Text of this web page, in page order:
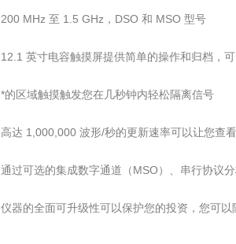
200 MHz 至 1.5 GHz，DSO 和 MSO 型号
12.1 英寸电容触摸屏提供简单的操作和归档，
*的区域触摸触发您在几秒钟内轻松隔离信号
高达 1,000,000 波形/秒的更新速率可以让您查
通过可选的集成数字通道（MSO）、串行协议
仪器的全面可升级性可以保护您的投资，您可